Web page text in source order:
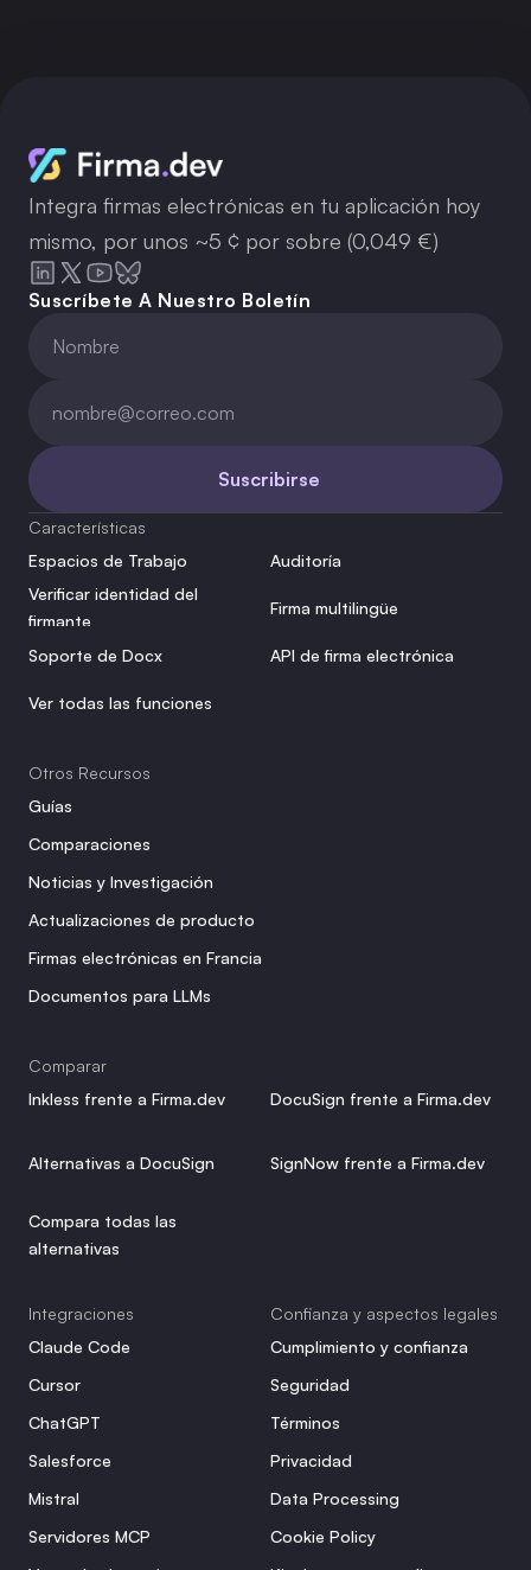
Integra firmas electrónicas en tu aplicación hoy
mismo, por unos ~5 ¢ por sobre (0,049 €)
Suscríbete A Nuestro Boletín
Suscribirse
Características
Espacios de Trabajo
Auditoría
Verificar identidad del
firmante
Firma multilingüe
Soporte de Docx API de firma electrónica
Ver todas las funciones
Otros Recursos
Guías
Comparaciones
Noticias y Investigación
Actualizaciones de producto
Firmas electrónicas en Francia
Documentos para LLMs
Comparar
Inkless frente a Firma.dev
DocuSign frente a Firma.dev
Alternativas a DocuSign SignNow frente a Firma.dev
Compara todas las
alternativas
Integraciones
Claude Code
Cursor
ChatGPT
Salesforce
Mistral
Servidores MCP
Confianza y aspectos legales
Cumplimiento y confianza
Seguridad
Términos
Privacidad
Data Processing
Cookie Policy